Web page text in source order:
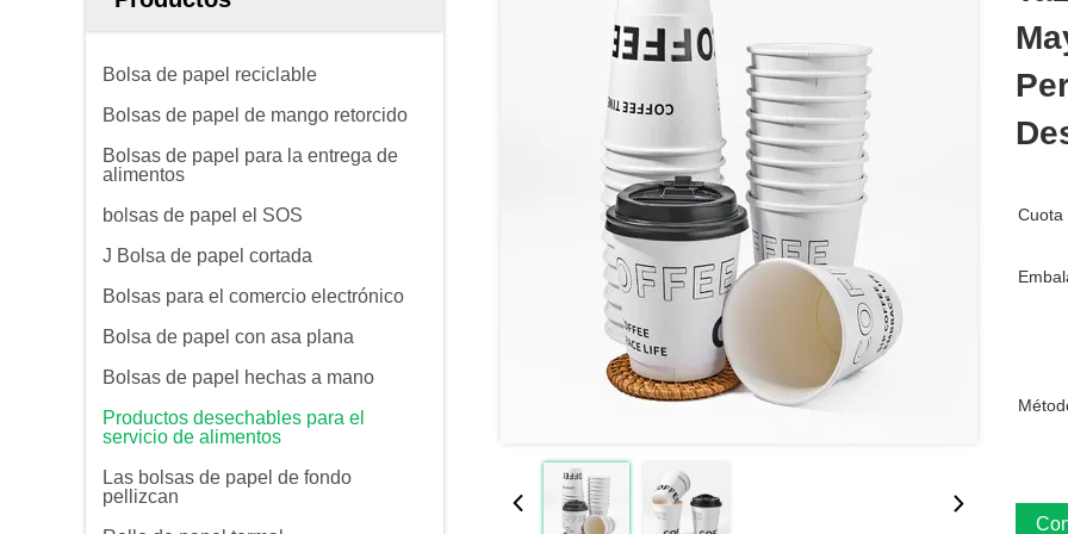
Bolsa de papel reciclable
Bolsas de papel de mango retorcido
Bolsas de papel para la entrega de
alimentos
bolsas de papel el SOS
J Bolsa de papel cortada
Bolsas para el comercio electrónico
Bolsa de papel con asa plana
Bolsas de papel hechas a mano
Productos desechables para el
servicio de alimentos
Las bolsas de papel de fondo
pellizcan
Cuota